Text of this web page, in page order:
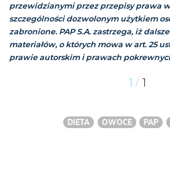
przewidzianymi przez przepisy prawa
szczególności dozwolonym użytkiem
zabronione. PAP S.A. zastrzega, iż
materiałów, o których mowa w art. 25
prawie autorskim i prawach
1 / 1
DIETA OWOCE PAP